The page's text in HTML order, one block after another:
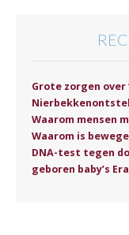
Grote zorgen over
Waarom mensen
Waarom is
DNA-test tegen
geboren baby’s